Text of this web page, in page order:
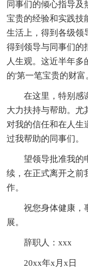
同事们的倾心指导及
宝贵的经验和实践技
生活上，得到各级领
得到领导与同事们的
人生观。这近半年
的'第一笔宝贵的财富
在这里，特别感谢
大力扶持与帮助。尤
对我的信任和在人生
过我帮助的同事们。
望领导批准我的
续，在正式离开之前
作。
祝您身体健康，
展。
辞职人：xxx
20xx年x月x日